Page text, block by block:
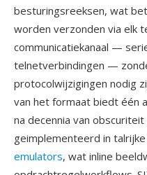
besturingsreeksen, wat
worden verzonden via elk
communicatiekanaal —
telnetverbindingen —
protocolwijzigingen nodig
van het formaat biedt één
na decennia van
geimplementeerd in
emulators, wat inline